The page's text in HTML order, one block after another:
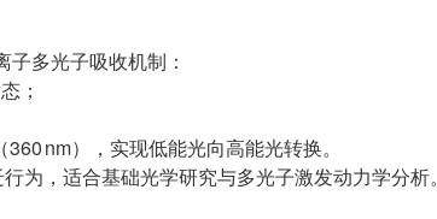
多光子吸收机制：
；
nm），实现低能光向高能光转换。
为，适合基础光学研究与多光子激发动力学分析。